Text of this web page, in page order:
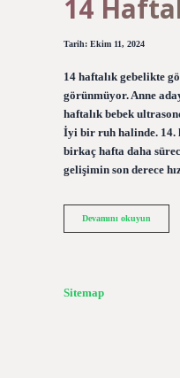
14
Tarih: Ekim 11, 2024
14 haftalık gebelikte
görünmüyor. Anne
haftalık bebek
İyi bir ruh halinde. 14.
birkaç hafta daha
gelişimin son derece
Devamını okuyun
Haftalık
Sitemap